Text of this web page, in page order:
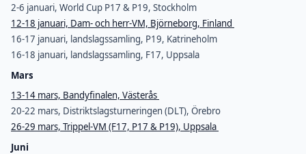
2-6 januari, World Cup P17 & P19, Stockholm
12-18 januari, Dam- och herr-VM, Björneborg, Finland
16-17 januari, landslagssamling, P19, Katrineholm
16-18 januari, landslagssamling, F17, Uppsala
Mars
13-14 mars, Bandyfinalen, Västerås
20-22 mars, Distriktslagsturneringen (DLT), Örebro
26-29 mars, Trippel-VM (F17, P17 & P19), Uppsala
Juni